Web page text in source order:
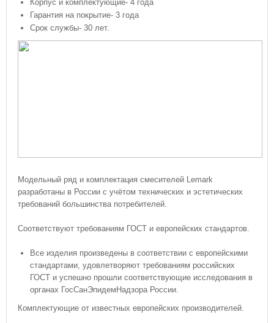
Корпус и комплектующие- 4 года
Гарантия на покрытие- 3 года
Срок службы- 30 лет.
Модельный ряд и комплектация смесителей Lemark
разработаны в России c учётом технических и эстетических
требований большинства потребителей.
Соответствуют требованиям ГОСТ и европейских стандартов.
Все изделия произведены в соответствии с европейскими
стандартами, удовлетворяют требованиям российских
ГОСТ и успешно прошли соответствующие исследования в
органах ГосСанЭпидемНадзора России.
Комплектующие от известных европейских производителей.